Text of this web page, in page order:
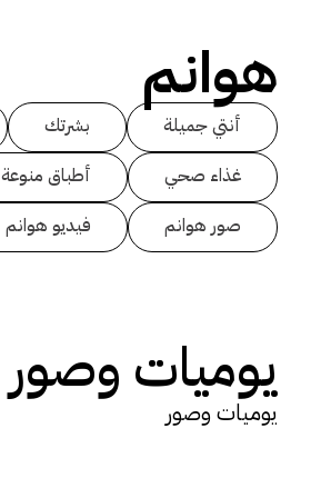
هوانم
أنتي جميلة بشرتك
غذاء صحي
أطباق منوعة
صور هوانم
فيديو هوانم
يوميات وصور
يوميات وصور